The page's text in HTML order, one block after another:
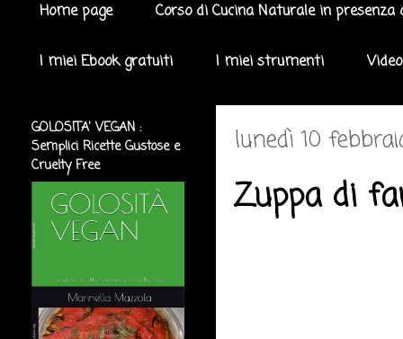
Home page Corso di Cucina Naturale in presenza
I miei Ebook gratuiti I miei strumenti
lunedì 10
Zuppa di
GOLOSITA' VEGAN :
Semplici Ricette Gustose e
Cruelty Free